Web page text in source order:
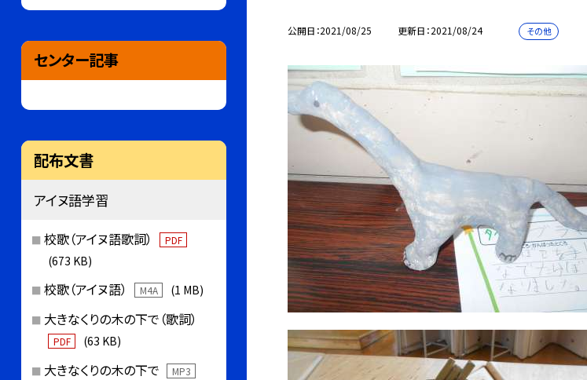
公開日 2021/08/25 更新日 2021/08/24 その他
センター記事
配布文書
アイヌ語学習
校歌（アイヌ語歌詞） PDF
(673 KB)
校歌（アイヌ語） M4A (1 MB)
大きなくりの木の下で（歌詞）
PDF (63 KB)
大きなくりの木の下で MP3